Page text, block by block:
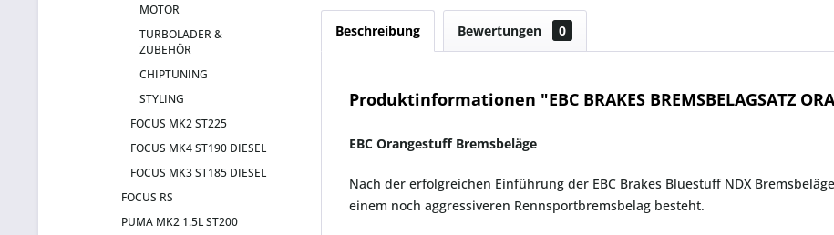
MOTOR
TURBOLADER &
ZUBEHÖR
CHIPTUNING
STYLING
FOCUS MK2 ST225
FOCUS MK4 ST190 DIESEL
FOCUS MK3 ST185 DIESEL
FOCUS RS
PUMA MK2 1.5L ST200
Beschreibung Bewertungen 0
Produktinformationen "EBC BRAKES BREMSBELAGSATZ
EBC Orangestuff Bremsbeläge
Nach der erfolgreichen Einführung der EBC Brakes Bluestuff NDX
einem noch aggressiveren Rennsportbremsbelag besteht.